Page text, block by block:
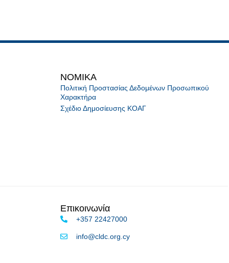
NOMIKA
Πολιτική Προστασίας Δεδομένων Προσωπικού
Χαρακτήρα
Σχέδιο Δημοσίευσης ΚΟΑΓ
Επικοινωνία
+357 22427000
info@cldc.org.cy